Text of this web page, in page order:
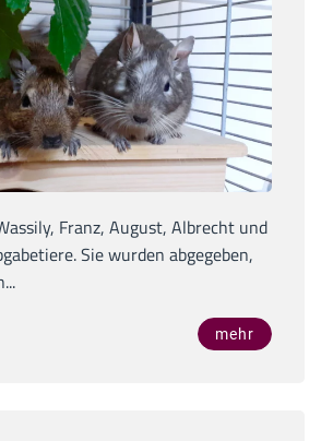
Franz, August, Albrecht und
Sie wurden abgegeben,
mehr